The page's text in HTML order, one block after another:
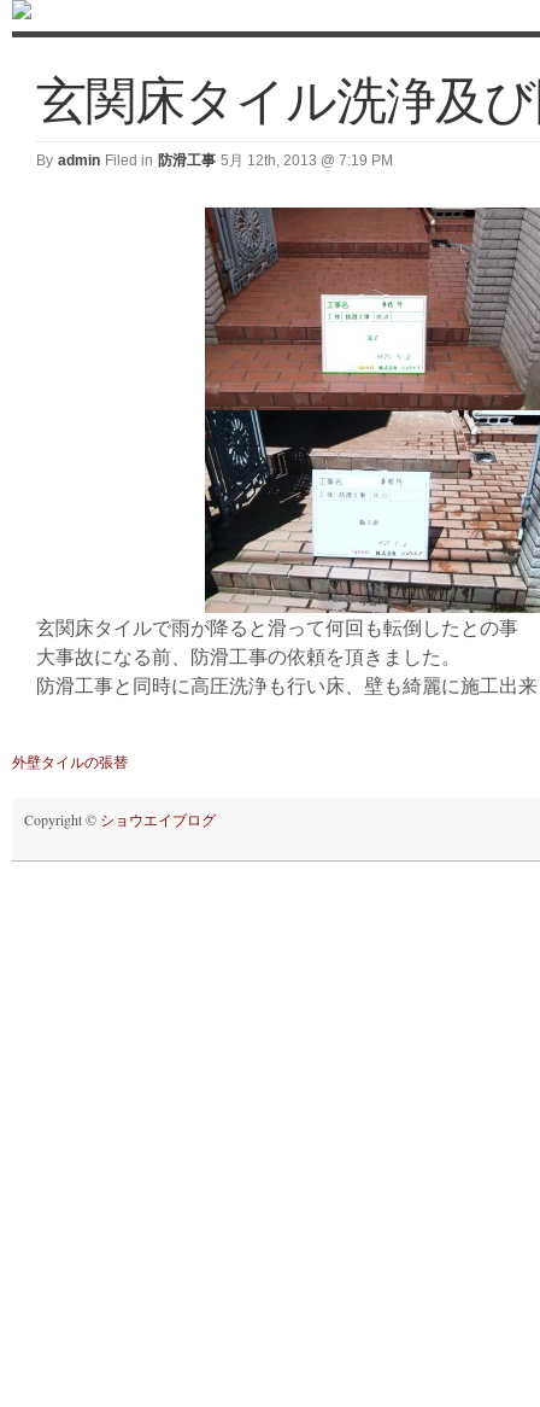
玄関床タイル洗浄及
By admin Filed in 防滑工事 5月 12th, 2013 @ 7:19 PM
玄関床タイルで雨が降ると滑って何回も転倒したとの事
大事故になる前、防滑工事の依頼を頂きました。
防滑工事と同時に高圧洗浄も行い床、壁も綺麗に施工出
外壁タイルの張替
Copyright © ショウエイブログ